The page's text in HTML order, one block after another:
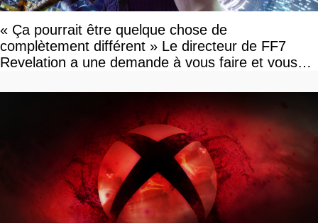
« Ça pourrait être quelque chose de
complètement différent » Le directeur de FF7
Revelation a une demande à vous faire et vous